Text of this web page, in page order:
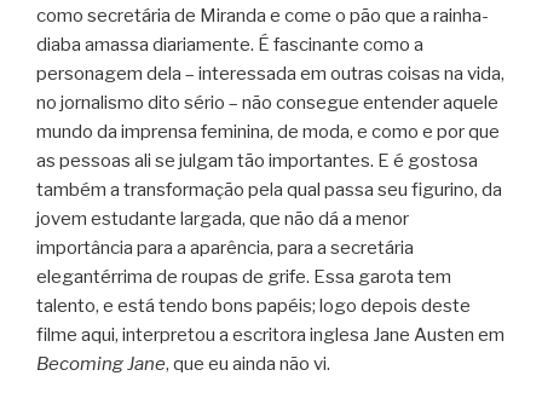
como secretária de Miranda e come o pão que a rainha-
diaba amassa diariamente. É fascinante como a
personagem dela – interessada em outras coisas na vida,
no jornalismo dito sério – não consegue entender aquele
mundo da imprensa feminina, de moda, e como e por que
as pessoas ali se julgam tão importantes. E é gostosa
também a transformação pela qual passa seu figurino, da
jovem estudante largada, que não dá a menor
importância para a aparência, para a secretária
elegantérrima de roupas de grife. Essa garota tem
talento, e está tendo bons papéis; logo depois deste
filme aqui, interpretou a escritora inglesa Jane Austen em
Becoming Jane, que eu ainda não vi.